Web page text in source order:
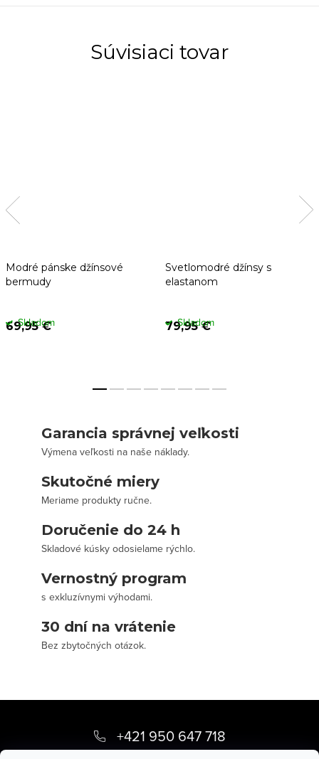
Súvisiaci tovar
Modré pánske džínsové
bermudy
69,95 €
Skladom
Svetlomodré džínsy s
elastanom
79,95 €
Skladom
Garancia správnej veľkosti
Výmena veľkosti na naše náklady.
Skutočné miery
Meriame produkty ručne.
Doručenie do 24 h
Skladové kúsky odosielame rýchlo.
Vernostný program
s exkluzívnymi výhodami.
30 dní na vrátenie
Bez zbytočných otázok.
+421 950 647 718